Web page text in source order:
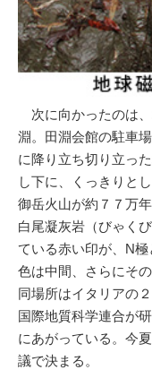
次に向かったのは
淵。田淵会館の駐車
に降り立ち切り立っ
し下に、くっきりと
御岳火山が約７７万
白尾凝灰岩（びゃく
ている赤い印が、N
色は中間、さらにそ
同場所はイタリアの
国際地質科学連合が
にあがっている。今
議で決まる。